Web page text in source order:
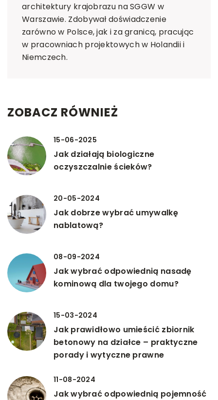
architektury krajobrazu na SGGW w
Warszawie. Zdobywał doświadczenie
zarówno w Polsce, jak i za granicą, pracując
w pracowniach projektowych w Holandii i
Niemczech.
ZOBACZ RÓWNIEŻ
15-06-2025
Jak działają biologiczne
oczyszczalnie ścieków?
20-05-2024
Jak dobrze wybrać umywalkę
nablatową?
08-09-2024
Jak wybrać odpowiednią nasadę
kominową dla twojego domu?
15-03-2024
Jak prawidłowo umieścić zbiornik
betonowy na działce – praktyczne
porady i wytyczne prawne
11-08-2024
Jak wybrać odpowiednią pojemność